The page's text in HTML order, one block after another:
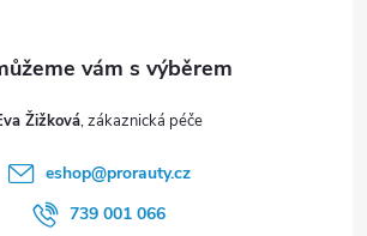
Žižková
eshop@prorauty.cz
739 001 066